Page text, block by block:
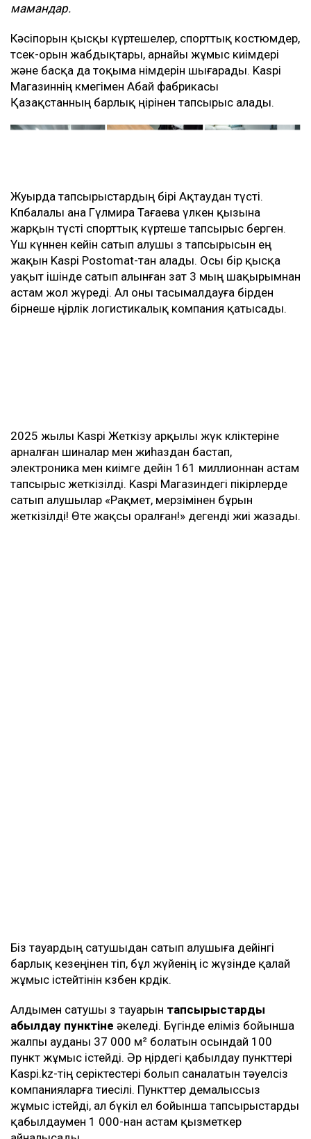
мамандар.
Кәсіпорын қысқы күртешелер, спорттық костюмдер,
төсек-орын жабдықтары, арнайы жұмыс киімдері
және басқа да тоқыма өнімдерін шығарады. Kaspi
Магазиннің көмегімен Абай фабрикасы
Қазақстанның барлық өңірінен тапсырыс алады.
Жуырда тапсырыстардың бірі Ақтаудан түсті.
Көпбалалы ана Гүлмира Тағаева үлкен қызына
жарқын түсті спорттық күртеше тапсырыс берген.
Үш күннен кейін сатып алушы өз тапсырысын ең
жақын Kaspi Postomat-тан алады. Осы бір қысқа
уақыт ішінде сатып алынған зат 3 мың шақырымнан
астам жол жүреді. Ал оны тасымалдауға бірден
бірнеше өңірлік логистикалық компания қатысады.
2025 жылы Kaspi Жеткізу арқылы жүк көліктеріне
арналған шиналар мен жиһаздан бастап,
электроника мен киімге дейін 161 миллионнан астам
тапсырыс жеткізілді. Kaspi Магазиндегі пікірлерде
сатып алушылар «Рақмет, мерзімінен бұрын
жеткізілді! Өте жақсы оралған!» дегенді жиі жазады.
Біз тауардың сатушыдан сатып алушыға дейінгі
барлық кезеңінен өтіп, бұл жүйенің іс жүзінде қалай
жұмыс істейтінін көзбен көрдік.
Алдымен сатушы өз тауарын тапсырыстарды
қабылдау пунктіне әкеледі. Бүгінде еліміз бойынша
жалпы ауданы 37 000 м² болатын осындай 100
пункт жұмыс істейді. Әр өңірдегі қабылдау пункттері
Kaspi.kz-тің серіктестері болып саналатын тәуелсіз
компанияларға тиесілі. Пункттер демалыссыз
жұмыс істейді, ал бүкіл ел бойынша тапсырыстарды
қабылдаумен 1 000-нан астам қызметкер